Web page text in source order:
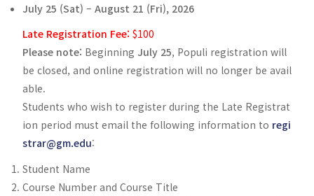
July 25 (Sat) – August 21 (Fri), 2026
Late Registration Fee:$100
Please note: Beginning July 25, Populi registration will
be closed, and online registration will no longer be avail
able.
Students who wish to register during the Late Registrat
ion period must email the following information to regi
strar@gm.edu:
Student Name
Course Number and Course Title